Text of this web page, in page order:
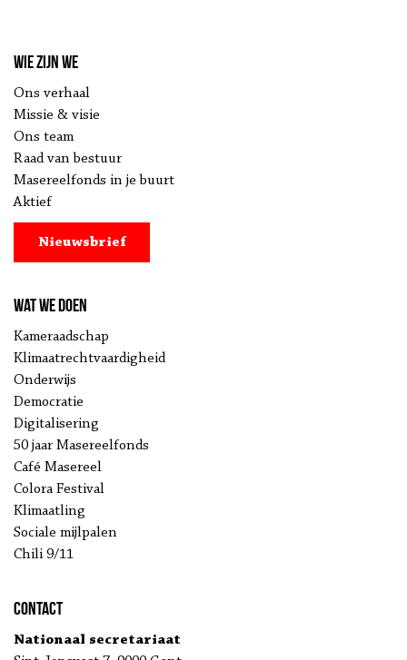
Wie zijn we
Ons verhaal
Missie & visie
Ons team
Raad van bestuur
Masereelfonds in je buurt
Aktief
Nieuwsbrief
Wat we doen
Kameraadschap
Klimaatrechtvaardigheid
Onderwijs
Democratie
Digitalisering
50 jaar Masereelfonds
Café Masereel
Colora Festival
Klimaatling
Sociale mijlpalen
Chili 9/11
Contact
Nationaal secretariaat